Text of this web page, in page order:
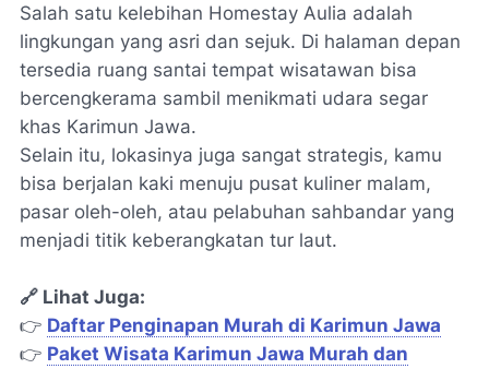
Salah satu kelebihan Homestay Aulia adalah
lingkungan yang asri dan sejuk. Di halaman depan
tersedia ruang santai tempat wisatawan bisa
bercengkerama sambil menikmati udara segar
khas Karimun Jawa.
Selain itu, lokasinya juga sangat strategis, kamu
bisa berjalan kaki menuju pusat kuliner malam,
pasar oleh-oleh, atau pelabuhan sahbandar yang
menjadi titik keberangkatan tur laut.
🔗 Lihat Juga:
👉 Daftar Penginapan Murah di Karimun Jawa
👉 Paket Wisata Karimun Jawa Murah dan